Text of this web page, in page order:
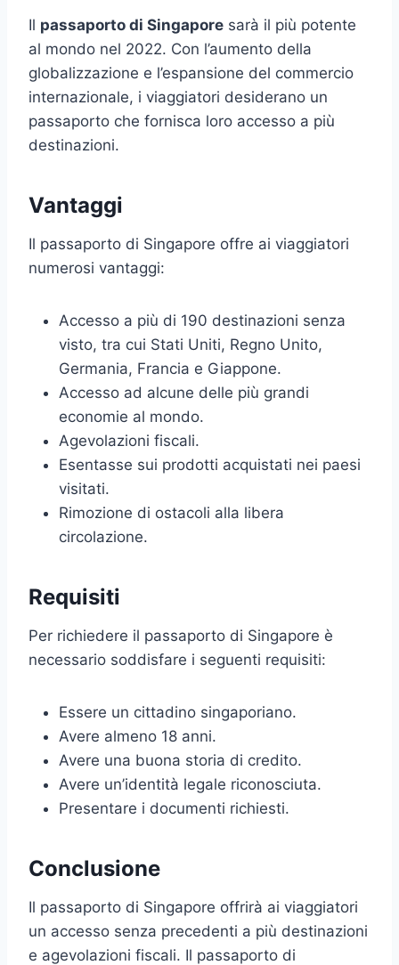
Il passaporto di Singapore sarà il più potente
al mondo nel 2022. Con l’aumento della
globalizzazione e l’espansione del commercio
internazionale, i viaggiatori desiderano un
passaporto che fornisca loro accesso a più
destinazioni.
Vantaggi
Il passaporto di Singapore offre ai viaggiatori
numerosi vantaggi:
Accesso a più di 190 destinazioni senza
visto, tra cui Stati Uniti, Regno Unito,
Germania, Francia e Giappone.
Accesso ad alcune delle più grandi
economie al mondo.
Agevolazioni fiscali.
Esentasse sui prodotti acquistati nei paesi
visitati.
Rimozione di ostacoli alla libera
circolazione.
Requisiti
Per richiedere il passaporto di Singapore è
necessario soddisfare i seguenti requisiti:
Essere un cittadino singaporiano.
Avere almeno 18 anni.
Avere una buona storia di credito.
Avere un’identità legale riconosciuta.
Presentare i documenti richiesti.
Conclusione
Il passaporto di Singapore offrirà ai viaggiatori
un accesso senza precedenti a più destinazioni
e agevolazioni fiscali. Il passaporto di